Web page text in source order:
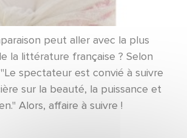
peut aller avec la plus
la littérature française ? Selon
spectateur est convié à suivre
sur la beauté, la puissance et
Alors, affaire à suivre !